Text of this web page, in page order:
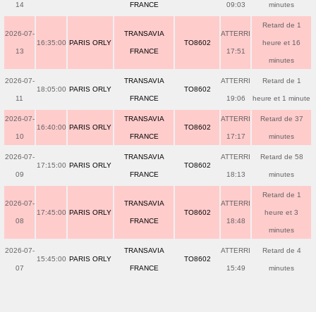
14 FRANCE 09:03 minutes
2026-07-
13
16:35:00 PARIS ORLY
TRANSAVIA
FRANCE
TO8602
ATTERRI
17:51
Retard de 1
heure et 16
minutes
2026-07-
11
18:05:00 PARIS ORLY
TRANSAVIA
FRANCE
TO8602
ATTERRI
19:06
Retard de 1
heure et 1 minute
2026-07-
10
16:40:00 PARIS ORLY
TRANSAVIA
FRANCE
TO8602
ATTERRI
17:17
Retard de 37
minutes
2026-07-
09
17:15:00 PARIS ORLY
TRANSAVIA
FRANCE
TO8602
ATTERRI
18:13
Retard de 58
minutes
2026-07-
08
17:45:00 PARIS ORLY
TRANSAVIA
FRANCE
TO8602
ATTERRI
18:48
Retard de 1
heure et 3
minutes
2026-07-
07
15:45:00 PARIS ORLY
TRANSAVIA
FRANCE
TO8602
ATTERRI
15:49
Retard de 4
minutes